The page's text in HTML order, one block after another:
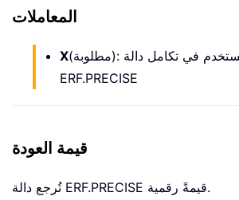
المعاملات
X(مطلوبة): الحد المُستخدم في تكامل دالة
ERF.PRECISE
قيمة العودة
تُرجع دالة ERF.PRECISE قيمةً رقمية.